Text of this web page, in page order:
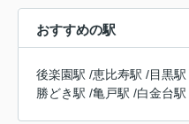
おすすめの駅
後楽園駅 /恵比寿駅 /目黒駅
勝どき駅 /亀戸駅 /白金台駅